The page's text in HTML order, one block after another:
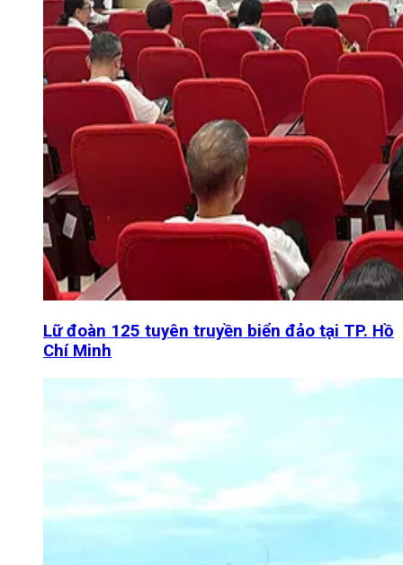
Lữ đoàn 125 tuyên truyền biển đảo tại TP. Hồ
Chí Minh